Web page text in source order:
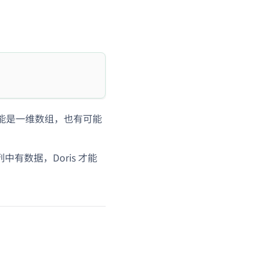
是一维数组，也有可能
中有数据，Doris 才能